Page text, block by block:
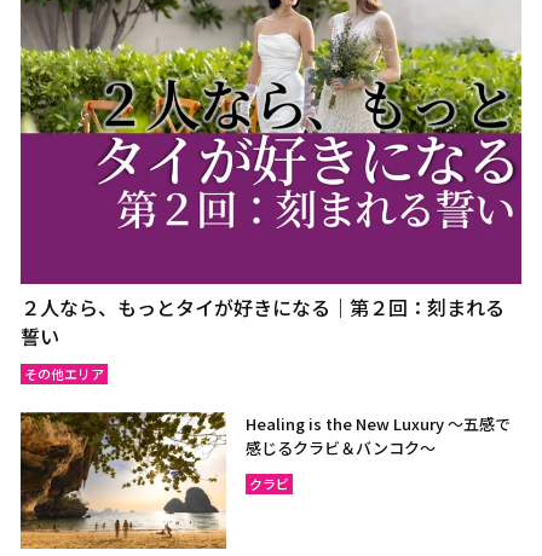
２人なら、もっとタイが好きになる｜第２回：刻まれる
誓い
その他エリア
Healing is the New Luxury ～五感で
感じるクラビ＆バンコク～
クラビ